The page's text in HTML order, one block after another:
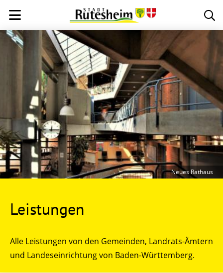
Leistungen
Alle Leistungen von den Gemeinden, Landrats-Ämtern
und Landeseinrichtung von Baden-Württemberg.
Neues Rathaus